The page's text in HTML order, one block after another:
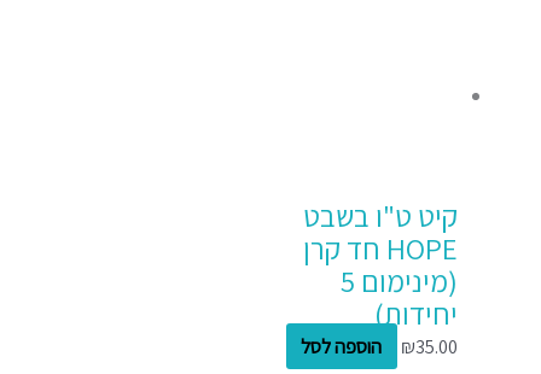
קיט ט"ו בשבט
HOPE חד קרן
(מינימום 5
יחידות)
₪35.00 הוספה לסל